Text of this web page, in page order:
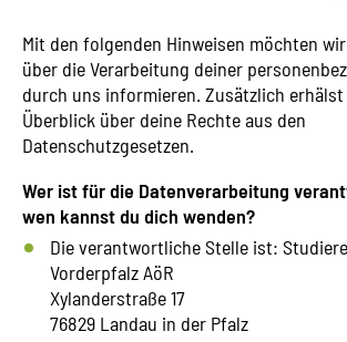
Mit den folgenden Hinweisen möchten
über die Verarbeitung deiner
durch uns informieren. Zusätzlich erhälst
Überblick über deine Rechte aus den
Datenschutzgesetzen.
Wer ist für die Datenverarbeitung
wen kannst du dich wenden?
Die verantwortliche Stelle ist:
Vorderpfalz AöR
Xylanderstraße 17
76829 Landau in der Pfalz